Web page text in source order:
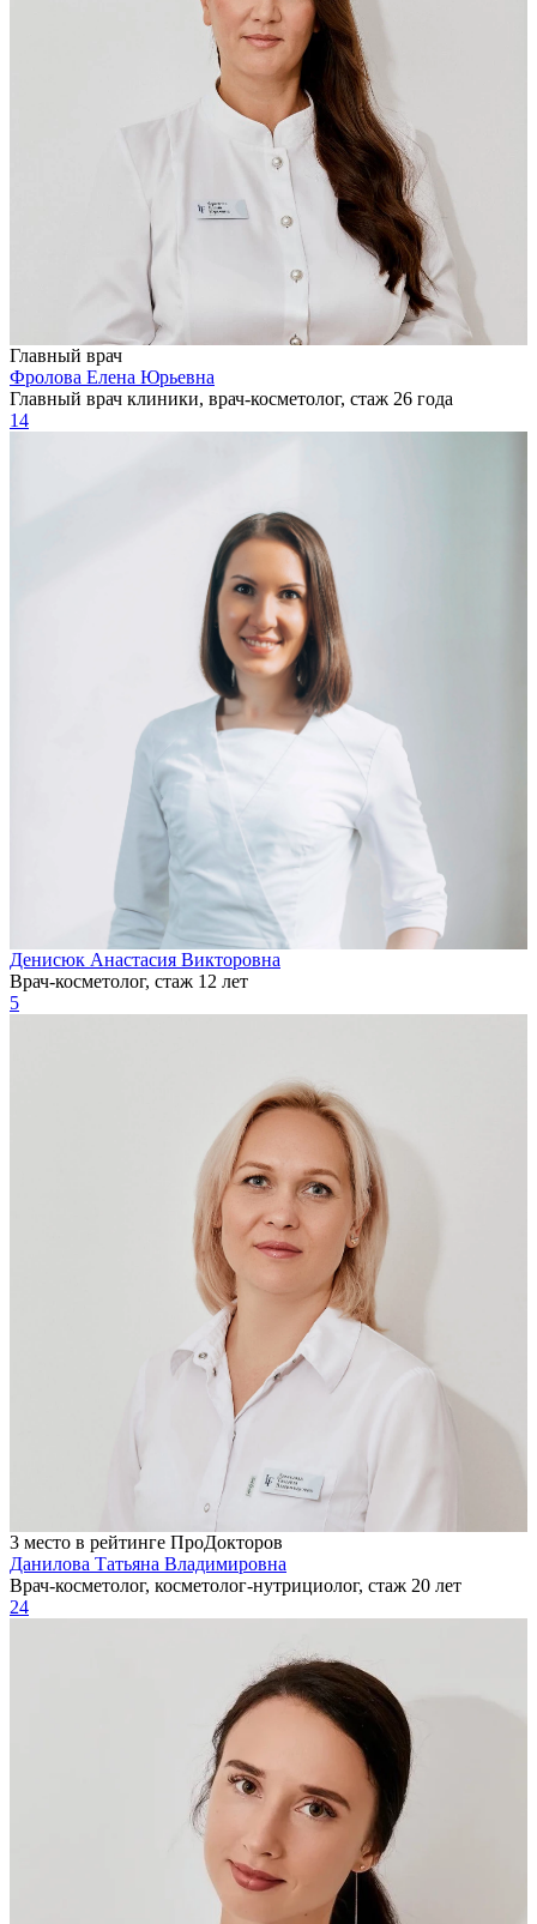
Главный врач
Фролова Елена Юрьевна
Главный врач клиники, врач-косметолог, стаж 26 года
14
Денисюк Анастасия Викторовна
Врач-косметолог, стаж 12 лет
5
3 место в рейтинге ПроДокторов
Данилова Татьяна Владимировна
Врач-косметолог, косметолог-нутрициолог, стаж 20 лет
24